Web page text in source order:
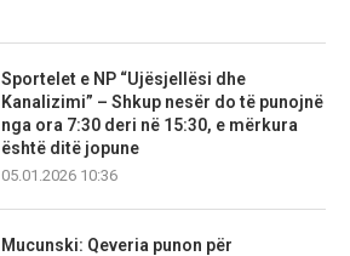
Sportelet e NP “Ujësjellësi dhe
Kanalizimi” – Shkup nesër do të punojnë
nga ora 7:30 deri në 15:30, e mërkura
është ditë jopune
05.01.2026 10:36
Mucunski: Qeveria punon për